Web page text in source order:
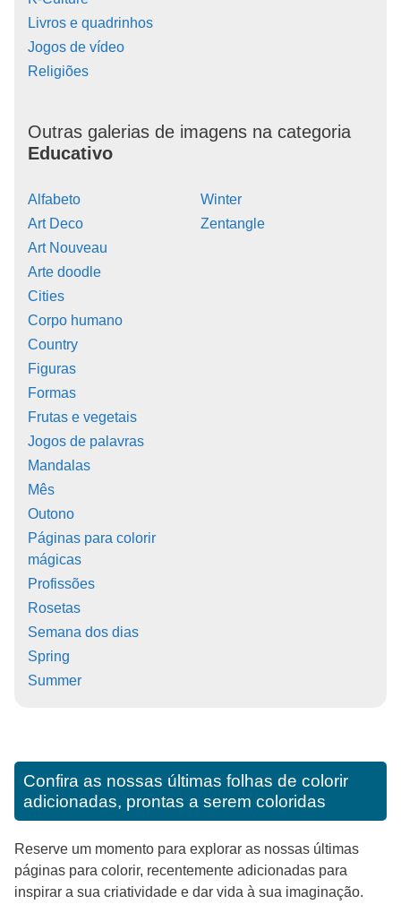
Livros e quadrinhos
Jogos de vídeo
Religiões
Outras galerias de imagens na categoria
Educativo
Alfabeto
Art Deco
Art Nouveau
Arte doodle
Cities
Corpo humano
Country
Figuras
Formas
Frutas e vegetais
Jogos de palavras
Mandalas
Mês
Outono
Páginas para colorir
mágicas
Profissões
Rosetas
Semana dos dias
Spring
Summer
Winter
Zentangle
Confira as nossas últimas folhas de colorir
adicionadas, prontas a serem coloridas
Reserve um momento para explorar as nossas últimas
páginas para colorir, recentemente adicionadas para
inspirar a sua criatividade e dar vida à sua imaginação.